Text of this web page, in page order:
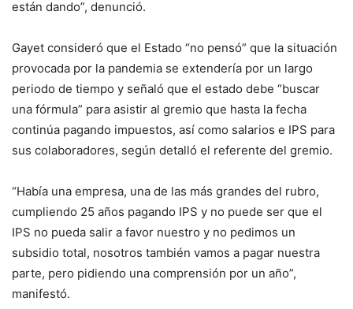
están dando”, denunció.
Gayet consideró que el Estado “no pensó” que la situación
provocada por la pandemia se extendería por un largo
periodo de tiempo y señaló que el estado debe “buscar
una fórmula” para asistir al gremio que hasta la fecha
continúa pagando impuestos, así como salarios e IPS para
sus colaboradores, según detalló el referente del gremio.
“Había una empresa, una de las más grandes del rubro,
cumpliendo 25 años pagando IPS y no puede ser que el
IPS no pueda salir a favor nuestro y no pedimos un
subsidio total, nosotros también vamos a pagar nuestra
parte, pero pidiendo una comprensión por un año”,
manifestó.